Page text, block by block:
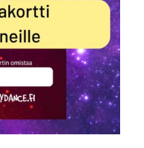
/ LISÄTIEDOT